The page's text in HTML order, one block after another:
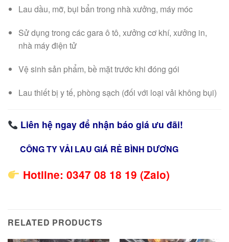
Lau dầu, mỡ, bụi bẩn trong nhà xưởng, máy móc
Sử dụng trong các gara ô tô, xưởng cơ khí, xưởng in,
nhà máy điện tử
Vệ sinh sản phẩm, bề mặt trước khi đóng gói
Lau thiết bị y tế, phòng sạch (đối với loại vải không bụi)
Liên hệ ngay để nhận báo giá ưu đãi!
CÔNG TY VẢI LAU GIÁ RẺ BÌNH DƯƠNG
Hotline: 0347 08 18 19 (Zalo)
RELATED PRODUCTS